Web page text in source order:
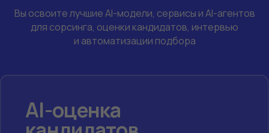
Вы освоите лучшие AI-модели, сервисы и AI-агентов
для сорсинга, оценки кандидатов, интервью
и автоматизации подбора
LinkedIn, Telegram, GitHub, Habr, OSINT
и поиск скрытых кандидатов
AI-коммуникация
с кандидатами